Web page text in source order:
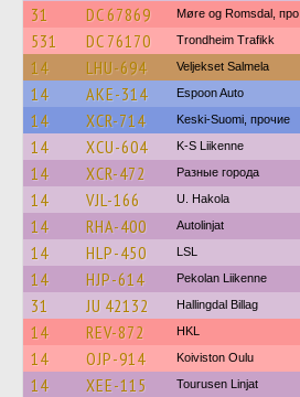
31 DC 67869 Møre og Romsdal, про
531 DC 76170 Trondheim Trafikk
14 LHU-694 Veljekset Salmela
14 AKE-314 Espoon Auto
14 XCR-714 Keski-Suomi, прочие
14 XCU-604 K-S Liikenne
14 XCR-472 Разные города
14 VJL-166 U. Hakola
14 RHA-400 Autolinjat
14 HLP-450 LSL
14 HJP-614 Pekolan Liikenne
31 JU 42132 Hallingdal Billag
14 REV-872 HKL
14 OJP-914 Koiviston Oulu
14 XEE-115 Tourusen Linjat